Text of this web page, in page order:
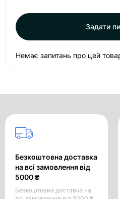
Задати
Немає запитань про цей
Безкоштовна доставка
на всі замовлення від
5000 ₴
Безкоштовна доставка на